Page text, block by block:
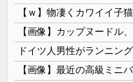
【ｗ】物凄くカワイイ子
【画像】カップヌードル
【画像】最近の高級ミニ